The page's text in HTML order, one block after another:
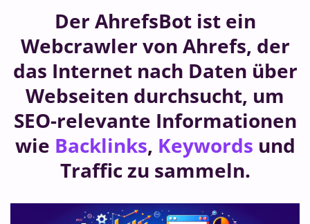
Der AhrefsBot ist ein
Webcrawler von Ahrefs, der
das Internet nach Daten über
Webseiten durchsucht, um
SEO-relevante Informationen
wie Backlinks, Keywords und
Traffic zu sammeln.